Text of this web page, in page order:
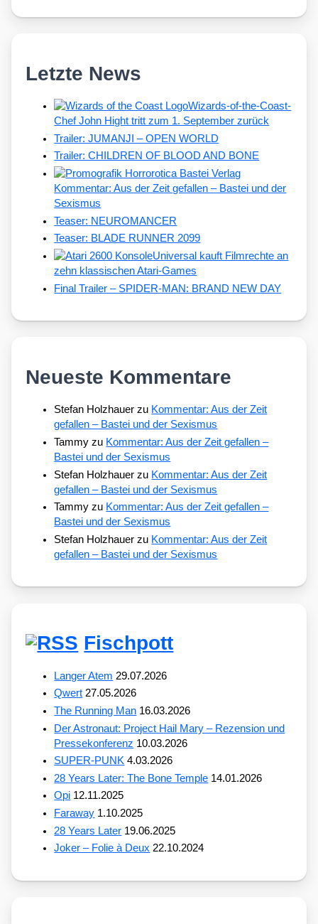
Letzte News
Wizards-of-the-Coast-
Chef John Hight tritt zum 1. September zurück
Trailer: JUMANJI – OPEN WORLD
Trailer: CHILDREN OF BLOOD AND BONE
Kommentar: Aus der Zeit gefallen – Bastei und der
Sexismus
Teaser: NEUROMANCER
Teaser: BLADE RUNNER 2099
Universal kauft Filmrechte an
zehn klassischen Atari-Games
Final Trailer – SPIDER-MAN: BRAND NEW DAY
Neueste Kommentare
Stefan Holzhauer zu Kommentar: Aus der Zeit
gefallen – Bastei und der Sexismus
Tammy zu Kommentar: Aus der Zeit gefallen –
Bastei und der Sexismus
Stefan Holzhauer zu Kommentar: Aus der Zeit
gefallen – Bastei und der Sexismus
Tammy zu Kommentar: Aus der Zeit gefallen –
Bastei und der Sexismus
Stefan Holzhauer zu Kommentar: Aus der Zeit
gefallen – Bastei und der Sexismus
Fischpott
Langer Atem 29.07.2026
Qwert 27.05.2026
The Running Man 16.03.2026
Der Astronaut: Project Hail Mary – Rezension und
Pressekonferenz 10.03.2026
SUPER-PUNK 4.03.2026
28 Years Later: The Bone Temple 14.01.2026
Opi 12.11.2025
Faraway 1.10.2025
28 Years Later 19.06.2025
Joker – Folie à Deux 22.10.2024